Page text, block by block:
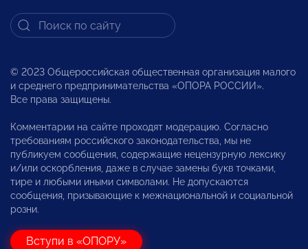
© 2023 Общероссийская общественная организация малого
и среднего предпринимательства «ОПОРА РОССИИ».
Все права защищены.
Комментарии на сайте проходят модерацию. Согласно
требованиям российского законодательства, мы не
публикуем сообщения, содержащие нецензурную лексику
и/или оскорбления, даже в случае замены букв точками,
тире и любыми иными символами. Не допускаются
сообщения, призывающие к межнациональной и социальной
розни.
Вступи в «ОПОРУ»